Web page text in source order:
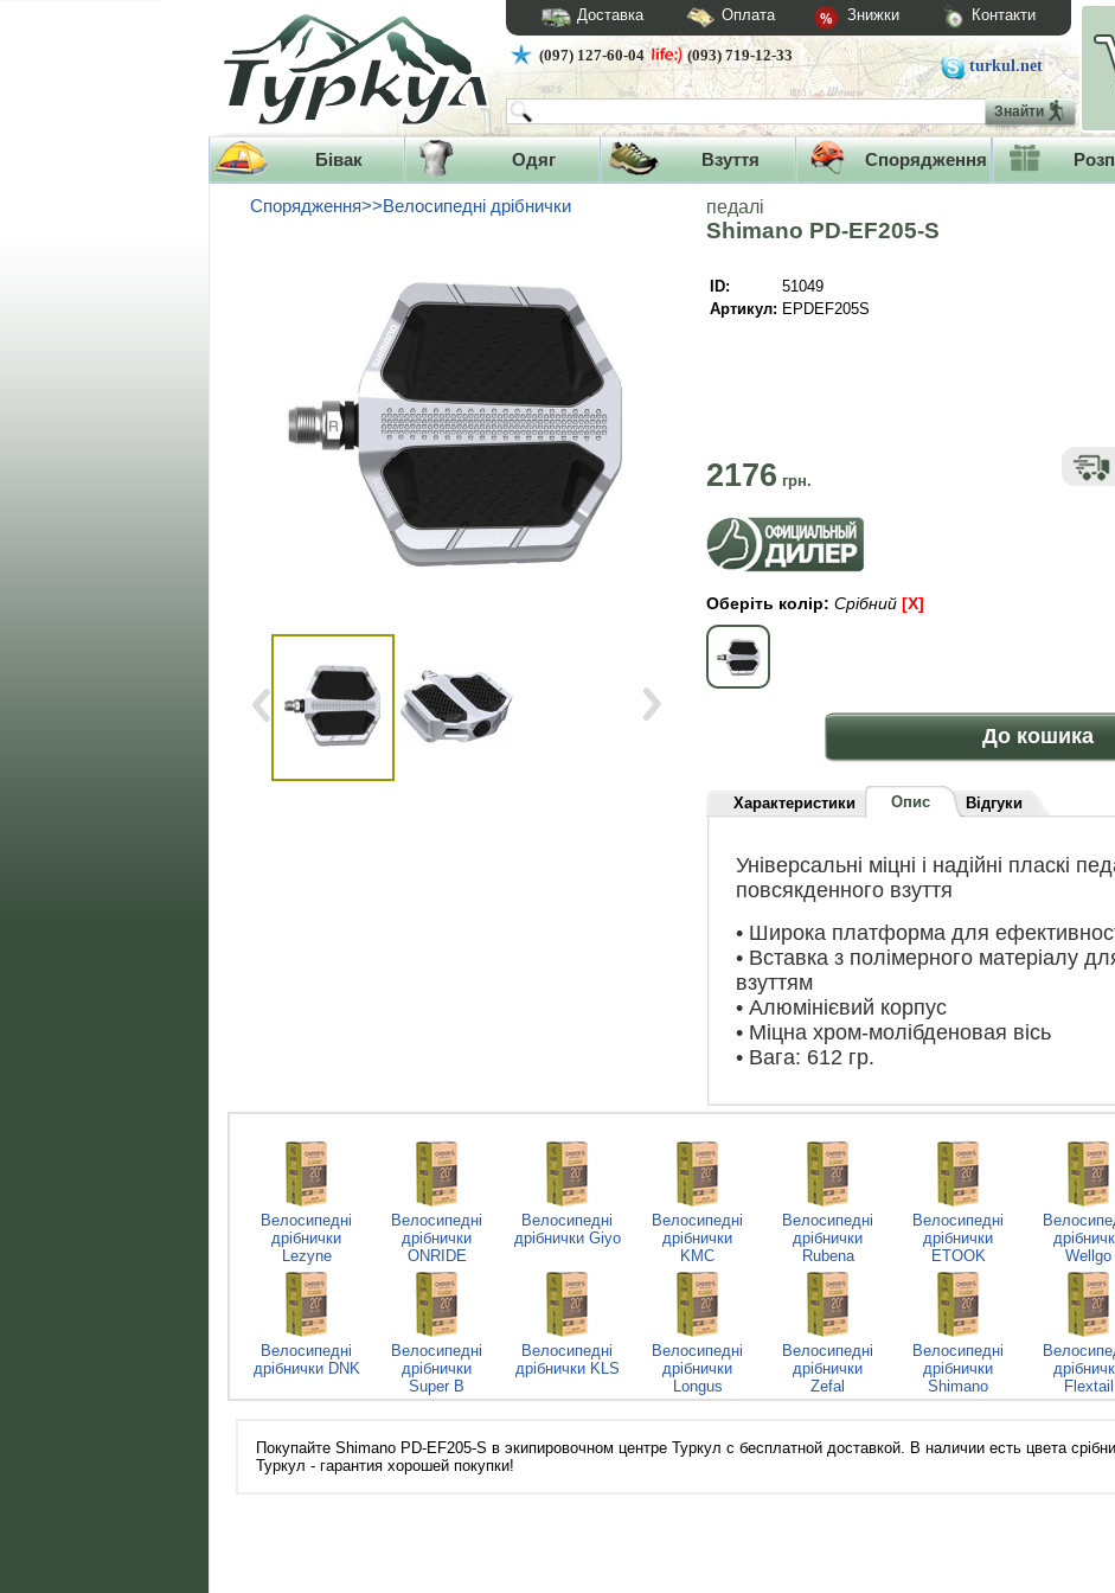
Доставка Оплата Знижки Контакти
(097) 127-60-04 (093) 719-12-33
turkul.net
Знайти
Бівак Одяг Взуття Спорядження
Спорядження>>Велосипедні дрібнички педалі
Shimano PD-EF205-S
ID:
51049
Артикул: EPDEF205S
2176 грн.
Оберіть колір: Срібний [x]
До кошика
Характеристики Опис Відгуки
Універсальні міцні і надійні пласкі
повсякденного взуття
• Широка платформа для
• Вставка з полімерного матеріалу
взуттям
• Алюмінієвий корпус
• Міцна хром-молібденовая вісь
• Вага: 612 гр.
Велосипедні
дрібнички
Lezyne
Велосипедні
дрібнички
ONRIDE
Велосипедні
дрібнички Giyo
Велосипедні
дрібнички
KMC
Велосипедні
дрібнички
Rubena
Велосипедні
дрібнички
ETOOK
Wellgo
Велосипедні
дрібнички DNK
Велосипедні
дрібнички
Super B
Велосипедні
дрібнички KLS
Велосипедні
дрібнички
Longus
Велосипедні
дрібнички
Zefal
Велосипедні
дрібнички
Shimano
Flextail
Покупайте Shimano PD-EF205-S в экипировочном центре Туркул с бесплатной доставкой. В наличии есть цвета
Туркул - гарантия хорошей покупки!